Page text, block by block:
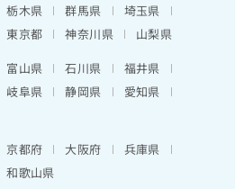
栃木県 群馬県
埼玉県
東京都 神奈川県
山梨県
富山県 石川県
福井県
岐阜県 静岡県
愛知県
京都府 大阪府
兵庫県
和歌山県